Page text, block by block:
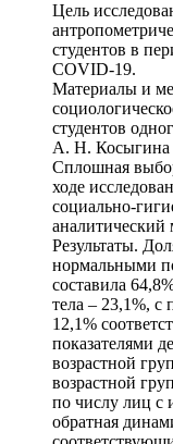
Цель
студентов в
COVID‑19.
Материалы и
студентов
А. Н. Косыгина
Сплошная
ходе
социально-
аналитический
Результаты.
нормальными
составила
тела – 23,1%, с
12,1%
показателями
возрастной
возрастной
по числу лиц с
обратная